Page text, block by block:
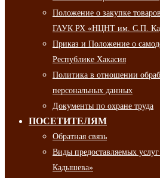
Положение о закупке
ГАУК РХ «НЦНТ им. С.П.
Приказ и Положение о
Республике Хакасия
Политика в отношении
персональных данных
Документы по охране труда
ПОСЕТИТЕЛЯМ
Обратная связь
Виды предоставляемых
Кадышева»